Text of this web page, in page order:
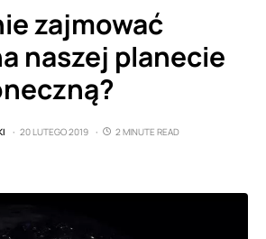
zajmować
naszej planecie
20 LUTEGO 2019
2 MINUTE READ